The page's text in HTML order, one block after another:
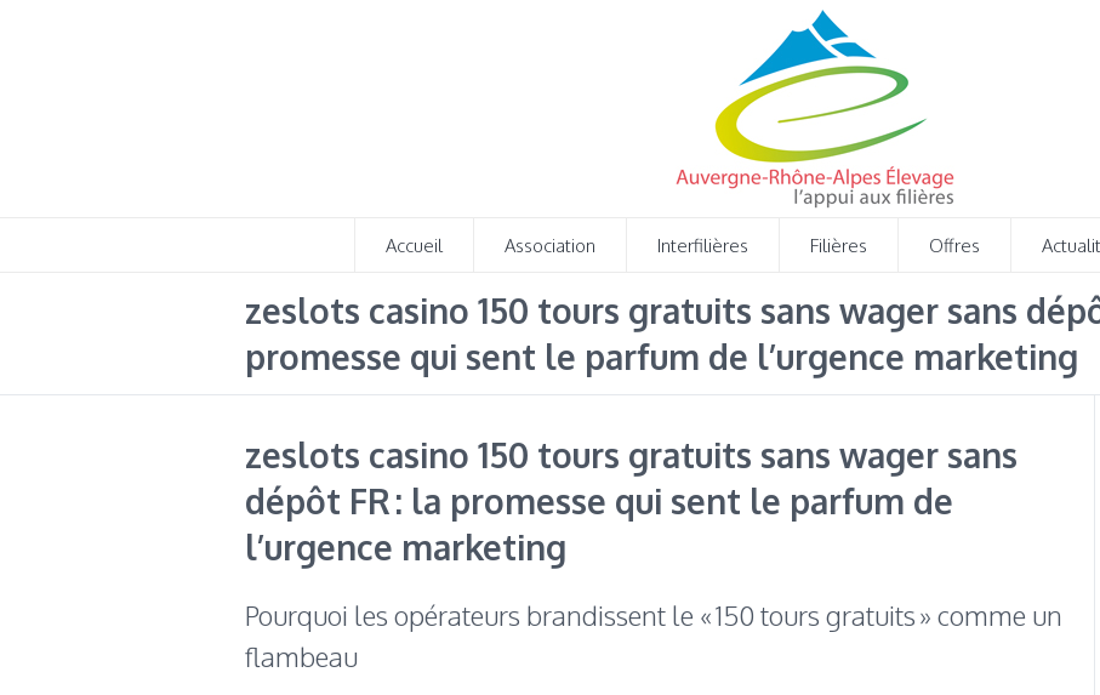
Accueil Association Interfilières Filières Offres
zeslots casino 150 tours gratuits sans wager sans
promesse qui sent le parfum de l’urgence marketing
zeslots casino 150 tours gratuits sans wager sans
dépôt FR : la promesse qui sent le parfum de
l’urgence marketing
Pourquoi les opérateurs brandissent le « 150 tours gratuits » comme un
flambeau